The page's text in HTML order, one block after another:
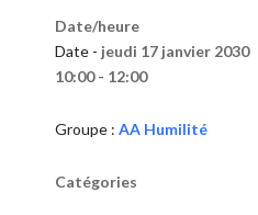
Date/heure
Date - jeudi 17 janvier 2030
10:00 - 12:00
Groupe : AA Humilité
Catégories